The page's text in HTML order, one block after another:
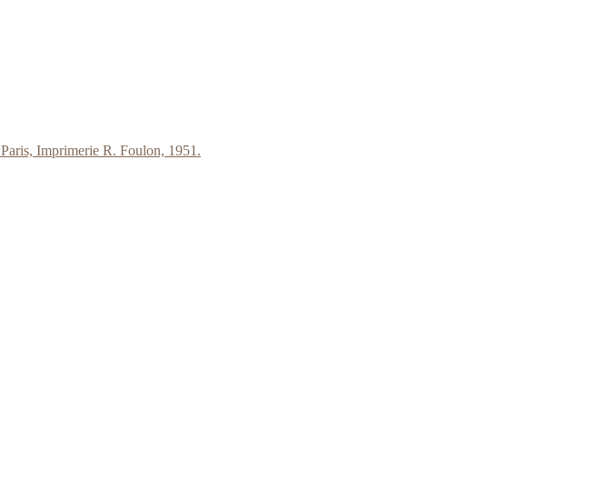
Paris, Imprimerie R. Foulon, 1951.